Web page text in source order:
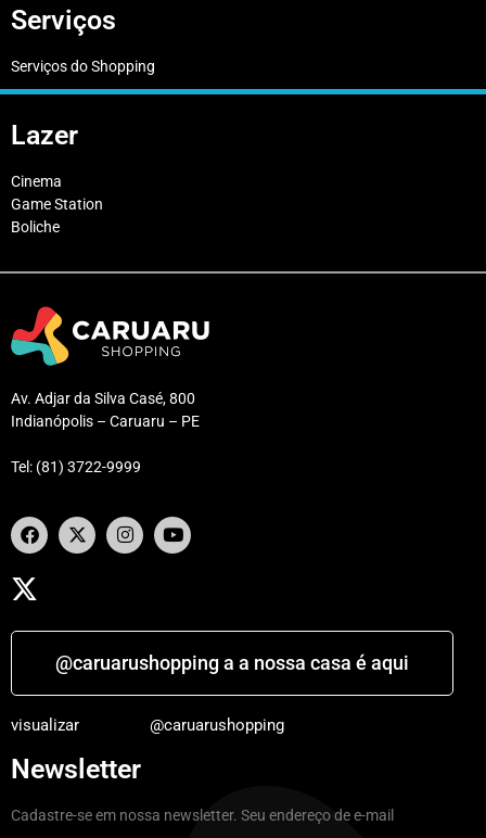
Serviços
Serviços do Shopping
Lazer
Cinema
Game Station
Boliche
Av. Adjar da Silva Casé, 800
Indianópolis – Caruaru – PE
Tel: (81) 3722-9999
@caruarushopping a a nossa casa é aqui
visualizar @caruarushopping
Newsletter
Cadastre-se em nossa newsletter. Seu endereço de e-mail